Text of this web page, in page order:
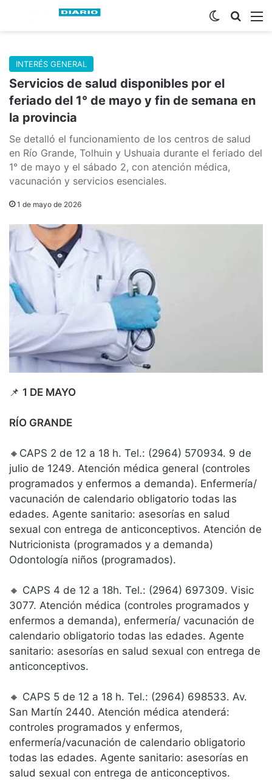
Buscar
Switch skin
INTERÉS GENERAL
Servicios de salud disponibles por el
feriado del 1° de mayo y fin de semana en
la provincia
Se detalló el funcionamiento de los centros de salud
en Río Grande, Tolhuin y Ushuaia durante el feriado del
1° de mayo y el sábado 2, con atención médica,
vacunación y servicios esenciales.
1 de mayo de 2026
📌 1 DE MAYO
RÍO GRANDE
🔸CAPS 2 de 12 a 18 h. Tel.: (2964) 570934. 9 de
julio de 1249. Atención médica general (controles
programados y enfermos a demanda). Enfermería/
vacunación de calendario obligatorio todas las
edades. Agente sanitario: asesorías en salud
sexual con entrega de anticonceptivos. Atención de
Nutricionista (programados y a demanda)
Odontología niños (programados).
🔸 CAPS 4 de 12 a 18h. Tel.: (2964) 697309. Visic
3077. Atención médica (controles programados y
enfermos a demanda), enfermería/ vacunación de
calendario obligatorio todas las edades. Agente
sanitario: asesorías en salud sexual con entrega de
anticonceptivos.
🔸 CAPS 5 de 12 a 18 h. Tel.: (2964) 698533. Av.
San Martín 2440. Atención médica atenderá:
controles programados y enfermos,
enfermería/vacunación de calendario obligatorio
todas las edades. Agente sanitario: asesorías en
salud sexual con entrega de anticonceptivos.